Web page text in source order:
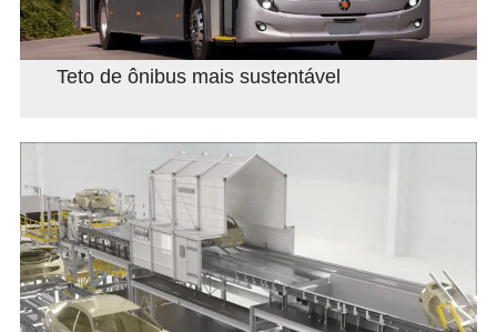
Teto de ônibus mais sustentável